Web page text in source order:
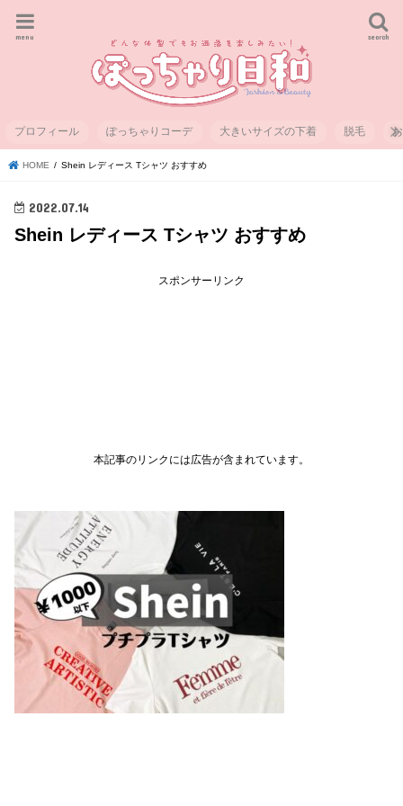
search
menu
プロフィール ぽっちゃりコーデ 大きいサイズの下着 脱毛
HOME Shein レディース Tシャツ おすすめ
2022.07.14
Shein レディース Tシャツ おすすめ
スポンサーリンク
本記事のリンクには広告が含まれています。